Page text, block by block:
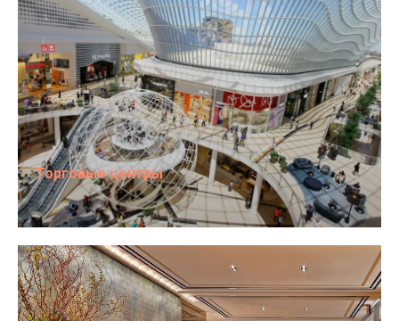
Торговые центры